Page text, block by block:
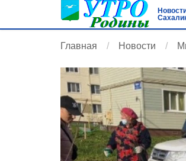
Главная Новости